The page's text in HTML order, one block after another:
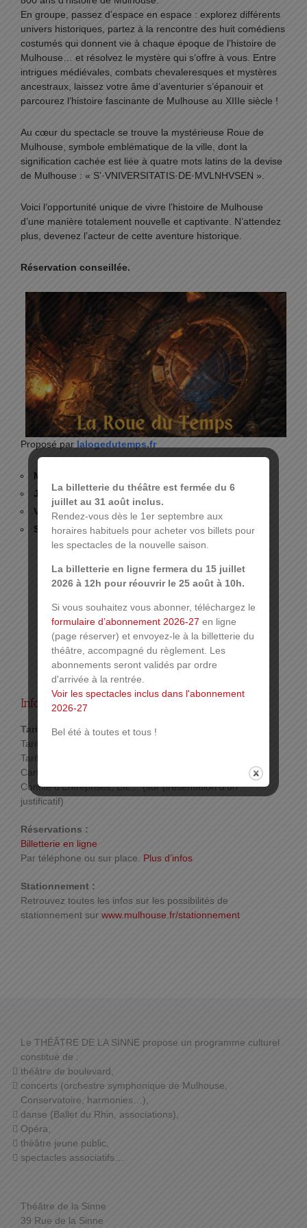
En groupe, passez d’espace en espace : explorez différents
univers historiques, partez à la rencontre des huit comédiens
costumés qui donnent vie à chaque époque de l’histoire de
Mulhouse… et résolvez le mystère qui s’offre à vous. Entre
intrigues médiévales, combats chevaleresques et mystères
ancestraux, laissez votre âme d’aventurier s’épanouir et
parcourez l’histoire fascinante de Mulhouse au XIIIe siècle !
Au cœur du spectacle se trouve la mystérieuse Roue de
Mulhouse, symbole emblématique de la ville, dont la
signification cachée est liée à quatre mots latins de la devise
de Mulhouse : « S’·VNIVERSITATIS·DE·MVLNHVSEN ».
Voici l’opportunité unique de vivre l’histoire de Mulhouse
d’une manière totalement nouvelle et captivante. N’attendez
plus, devenez l’acteur de cette aventure historique.
Réservation conseillée.
Proposé par lalogedutemps.fr
Mercredi 19 février 2025 à 15h
Jeudi 20 février 2025 à 20h
Vendredi 21 février 2025 à 20h
Samedi 22 février 2025 à 20h
Infos pratiques :
Tarif :
Tarif plein : 25€
Tarif réduit : 20€ (Enfants de moins de 18 ans,
Carte d’Invalidité, Carte Passe Temps, Carte
Comité d’Entreprises, Etc… (sur présentation d’un
justificatif)
Réservations :
Billetterie en ligne
Par téléphone ou sur place. Plus d’infos
Stationnement :
Retrouvez toutes les infos sur les possibilités de
stationnement sur www.mulhouse.fr/stationnement
Le THÉÂTRE DE LA SINNE propose un programme culturel
constitué de :
théâtre de boulevard,
concerts (orchestre symphonique de Mulhouse,
Conservatoire, harmonies…),
danse (Ballet du Rhin, associations),
Opéra,
théâtre jeune public,
spectacles associatifs…
Théâtre de la Sinne
39 Rue de la Sinne
La billetterie du théâtre est fermée du 6
juillet au 31 août inclus.
Rendez-vous dès le 1er septembre aux
horaires habituels pour acheter vos billets pour
les spectacles de la nouvelle saison.
La billetterie en ligne fermera du 15 juillet
2026 à 12h pour réouvrir le 25 août à 10h.
Si vous souhaitez vous abonner, téléchargez le
formulaire d’abonnement 2026-27 en ligne
(page réserver) et envoyez-le à la billetterie du
théâtre, accompagné du règlement. Les
abonnements seront validés par ordre
d'arrivée à la rentrée.
Voir les spectacles inclus dans l'abonnement
2026-27
Bel été à toutes et tous !